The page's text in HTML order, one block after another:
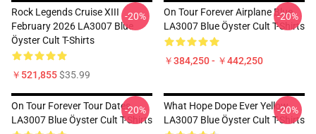
Rock Legends Cruise XIII
February 2026 LA3007 Blue
Öyster Cult T-Shirts
￥521,855$35.99
-20%
On Tour Forever Airplane Blue
LA3007 Blue Öyster Cult T-Shirts
￥384,250 - ￥442,250
-20%
On Tour Forever Tour Dates
LA3007 Blue Öyster Cult T-Shirts
-20%
What Hope Dope Ever Yellow
LA3007 Blue Öyster Cult T-Shirts
-20%